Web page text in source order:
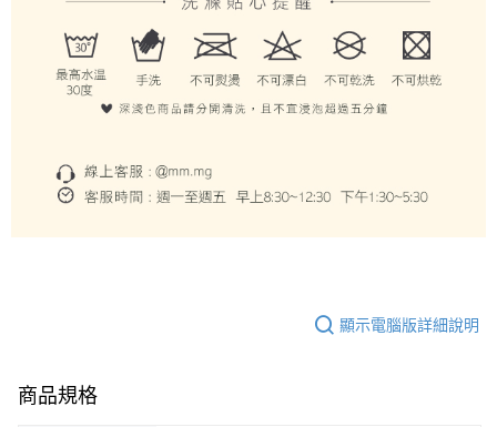
顯示電腦版詳細說明
商品規格